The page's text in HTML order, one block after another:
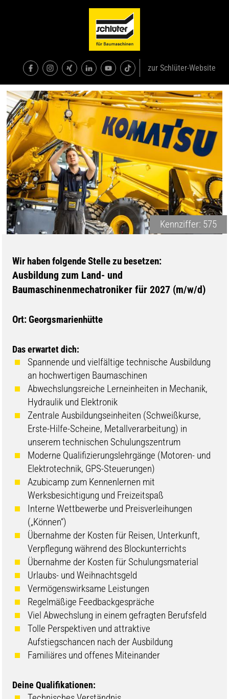
zur Schlüter-Website
Kennziffer: 575
Wir haben folgende Stelle zu besetzen:
Ausbildung zum Land- und
Baumaschinenmechatroniker für 2027 (m/w/d)
Ort: Georgsmarienhütte
Das erwartet dich:
Spannende und vielfältige technische Ausbildung
an hochwertigen Baumaschinen
Abwechslungsreiche Lerneinheiten in Mechanik,
Hydraulik und Elektronik
Zentrale Ausbildungseinheiten (Schweißkurse,
Erste-Hilfe-Scheine, Metallverarbeitung) in
unserem technischen Schulungszentrum
Moderne Qualifizierungslehrgänge (Motoren- und
Elektrotechnik, GPS-Steuerungen)
Azubicamp zum Kennenlernen mit
Werksbesichtigung und Freizeitspaß
Interne Wettbewerbe und Preisverleihungen
(„Können“)
Übernahme der Kosten für Reisen, Unterkunft,
Verpflegung während des Blockunterrichts
Übernahme der Kosten für Schulungsmaterial
Urlaubs- und Weihnachtsgeld
Vermögenswirksame Leistungen
Regelmäßige Feedbackgespräche
Viel Abwechslung in einem gefragten Berufsfeld
Tolle Perspektiven und attraktive
Aufstiegschancen nach der Ausbildung
Familiäres und offenes Miteinander
Deine Qualifikationen: